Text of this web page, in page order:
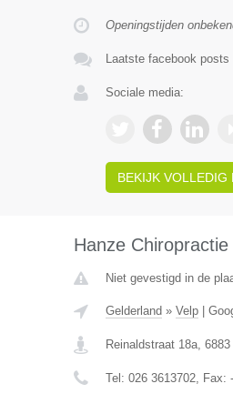
Openingstijden
Laatste facebook posts
Sociale media:
BEKIJK VOLLEDIG
Hanze Chiropractie
Niet gevestigd in de
Gelderland » Velp|
Reinaldstraat 18a, 6883
Tel: 026 3613702, Fax: -